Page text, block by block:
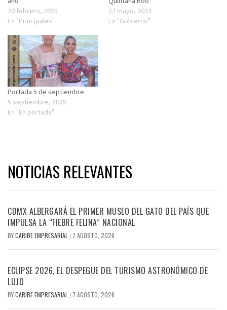
20 febrero, 2025
En "Principales"
22 mayo, 2023
En "Gobierno"
Portada 5 de septiembre
5 septiembre, 2025
En "En portada"
NOTICIAS RELEVANTES
CDMX ALBERGARÁ EL PRIMER MUSEO DEL GATO DEL PAÍS QUE
IMPULSA LA “FIEBRE FELINA” NACIONAL
BYCARIBE EMPRESARIAL / 7 AGOSTO, 2026
ECLIPSE 2026, EL DESPEGUE DEL TURISMO ASTRONÓMICO DE
LUJO
BYCARIBE EMPRESARIAL / 7 AGOSTO, 2026